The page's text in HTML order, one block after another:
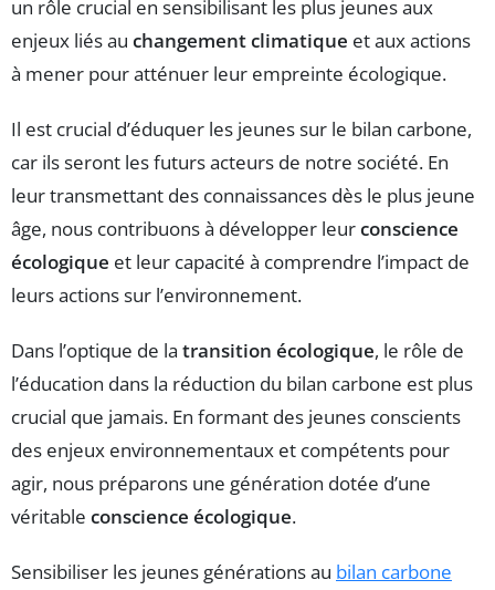
un rôle crucial en sensibilisant les plus jeunes aux
enjeux liés au changement climatique et aux actions
à mener pour atténuer leur empreinte écologique.
Il est crucial d’éduquer les jeunes sur le bilan carbone,
car ils seront les futurs acteurs de notre société. En
leur transmettant des connaissances dès le plus jeune
âge, nous contribuons à développer leurconscience
écologique et leur capacité à comprendre l’impact de
leurs actions sur l’environnement.
Dans l’optique de la transition écologique, le rôle de
l’éducation dans la réduction du bilan carbone est plus
crucial que jamais. En formant des jeunes conscients
des enjeux environnementaux et compétents pour
agir, nous préparons une génération dotée d’une
véritable conscience écologique.
Sensibiliser les jeunes générations au bilan carbone